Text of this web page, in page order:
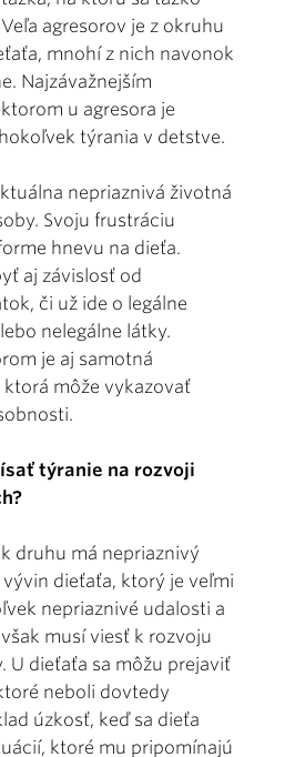
agresorov je z okruhu
mnohí z nich navonok
Najzávažnejším
u agresora je
týrania v detstve.
nepriaznivá životná
Svoju frustráciu
hnevu na dieťa.
aj závislosť od
či už ide o legálne
nelegálne látky.
je aj samotná
môže vykazovať
týranie na rozvoji
druhu má nepriaznivý
dieťaťa, ktorý je veľmi
nepriaznivé udalosti a
musí viesť k rozvoju
U dieťaťa sa môžu prejaviť
neboli dovtedy
úzkosť, keď sa dieťa
ktoré mu pripomínajú